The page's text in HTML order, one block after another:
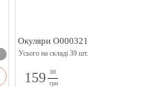
Окуляри O000321
Усього на складі 39 шт.
159
00
грн